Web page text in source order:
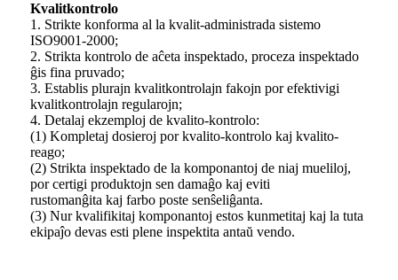
Kvalitkontrolo
1. Strikte konforma al la kvalit-administrada sistemo
ISO9001-2000;
2. Strikta kontrolo de aĉeta inspektado, proceza inspektado
ĝis fina pruvado;
3. Establis plurajn kvalitkontrolajn fakojn por efektivigi
kvalitkontrolajn regularojn;
4. Detalaj ekzemploj de kvalito-kontrolo:
(1) Kompletaj dosieroj por kvalito-kontrolo kaj kvalito-
reago;
(2) Strikta inspektado de la komponantoj de niaj mueliloj,
por certigi produktojn sen damaĝo kaj eviti
rustomanĝita kaj farbo poste senŝeliĝanta.
(3) Nur kvalifikitaj komponantoj estos kunmetitaj kaj la tuta
ekipaĵo devas esti plene inspektita antaŭ vendo.